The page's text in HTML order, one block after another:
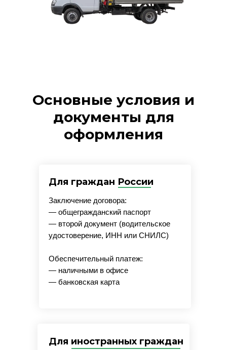
Основные условия и
документы для
оформления
Для граждан России
Для иностранных граждан
Заключение договора:
— общегражданский паспорт
— второй документ (водительское
удостоверение, ИНН или СНИЛС)
Обеспечительный платеж:
— наличными в офисе
— банковская карта